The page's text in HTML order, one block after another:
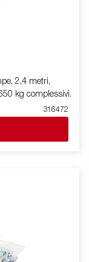
2,4 metri,
kg complessivi.
316472